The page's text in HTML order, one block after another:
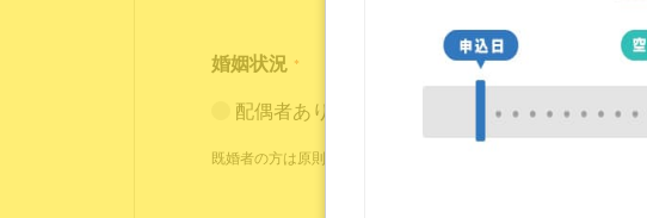
婚姻状況 *
配偶者あり（入居条件あり） 配偶者なし
既婚者の方は原則お断りしておりますが、状況によりご入居案内が